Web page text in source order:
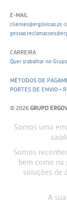
E-MAIL
clientes@ergovisao.pt
CARREIRA
Quer trabalhar no
MÉTODOS DE
PORTES DE ENVIO -
© 2026 GRUPO
Somos uma
Somos
bem como
soluções de
A